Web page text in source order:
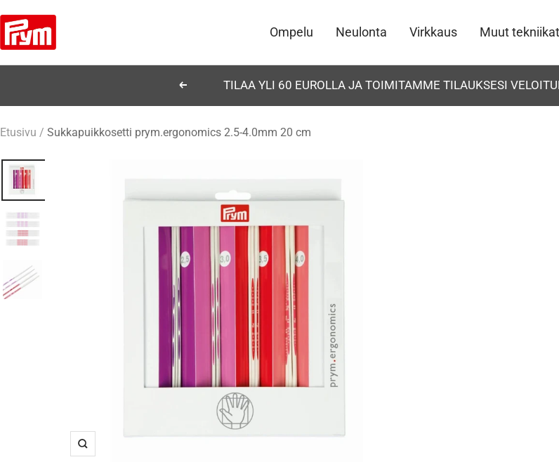
sisältöön
Ompelu Neulonta Virkkaus Muut tekniikat
Prym
EdellinenTILAA YLI 60 EUROLLA JA TOIMITAMME TILAUKSESI
Etusivu Sukkapuikkosetti prym.ergonomics 2.5-4.0mm 20 cm
Suurenna